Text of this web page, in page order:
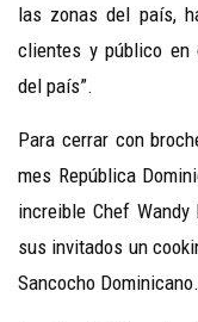
las zonas del país,
clientes y público en
del país”.
Para cerrar con
mes República
increible Chef Wandy
sus invitados un
Sancocho Dominicano.